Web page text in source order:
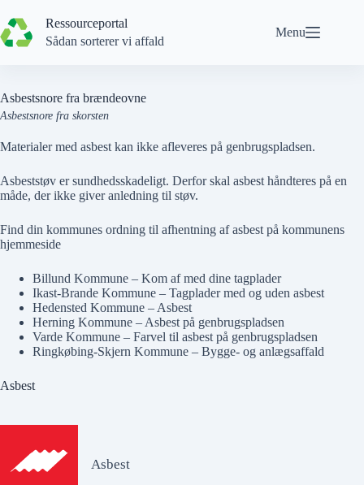
til
indhold
Ressourceportal
Sådan sorterer vi affald
Menu
Asbestsnore fra brændeovne
Asbestsnore fra skorsten
Materialer med asbest kan ikke afleveres på genbrugspladsen.
Asbeststøv er sundhedsskadeligt. Derfor skal asbest håndteres på en
måde, derikke giver anledning til støv.
Find din kommunes ordning til afhentning af asbest på kommunens
hjemmeside
Billund Kommune – Kom af med dine tagplader
Ikast-Brande Kommune – Tagplader med og uden asbest
Hedensted Kommune – Asbest
Herning Kommune – Asbest på genbrugspladsen
Varde Kommune – Farvel til asbest på genbrugspladsen
Ringkøbing-Skjern Kommune – Bygge- og anlægsaffald
Asbest
Asbest